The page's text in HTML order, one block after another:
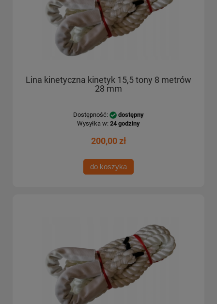
Lina kinetyczna kinetyk 15,5 tony 8 metrów
28 mm
Dostępność:
dostępny
Wysyłka w: 24 godziny
200,00 zł
do koszyka